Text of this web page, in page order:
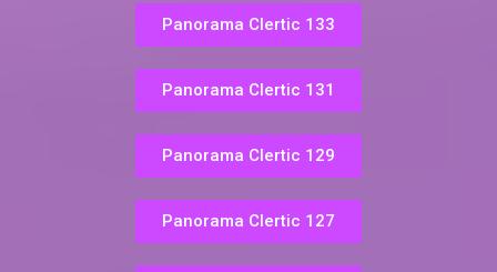
Panorama Clertic 133
Panorama Clertic 131
Panorama Clertic 129
Panorama Clertic 127